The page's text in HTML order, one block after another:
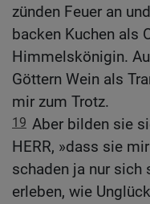
zünden Feuer an
backen Kuchen als
Himmelskönigin.
Göttern Wein als
mir zum Trotz.
19 Aber bilden sie
HERR, »dass sie
schaden ja nur sich
erleben, wie